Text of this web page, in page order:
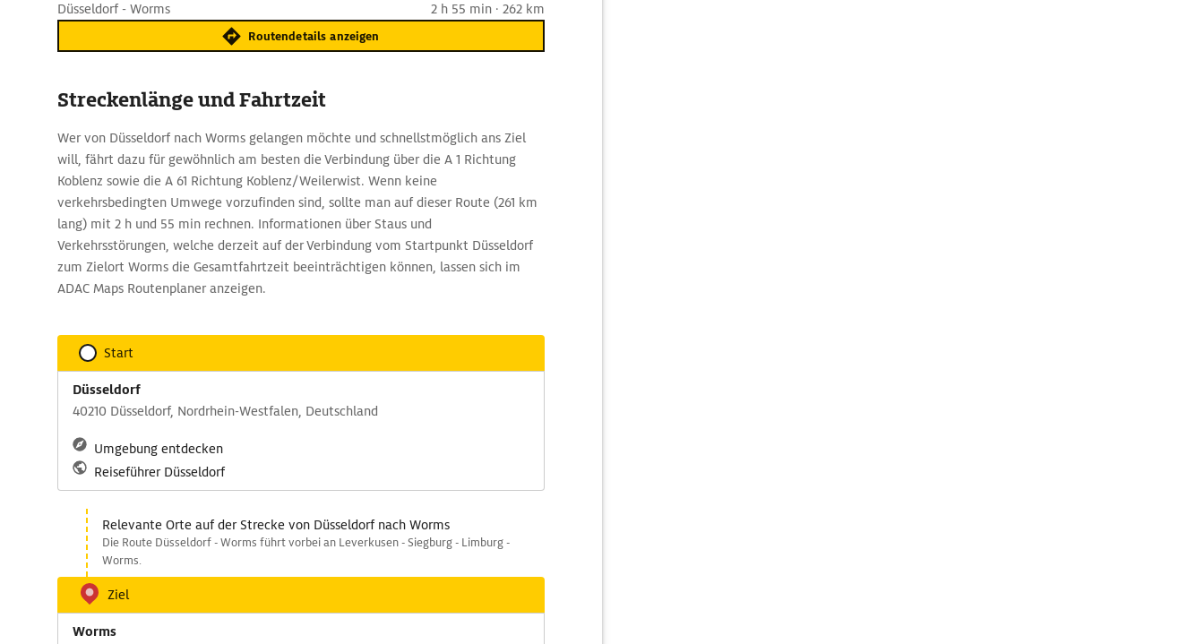
Düsseldorf - Worms 2 h 55 min · 262 km
Routendetails anzeigen
Streckenlänge und Fahrtzeit
Wer von Düsseldorf nach Worms gelangen möchte und schnellstmöglich ans Ziel
will, fährt dazu für gewöhnlich am besten die Verbindung über die A 1 Richtung
Koblenz sowie die A 61 Richtung Koblenz/Weilerwist. Wenn keine
verkehrsbedingten Umwege vorzufinden sind, sollte man auf dieser Route (261 km
lang) mit 2 h und 55 min rechnen. Informationen über Staus und
Verkehrsstörungen, welche derzeit auf der Verbindung vom Startpunkt Düsseldorf
zum Zielort Worms die Gesamtfahrtzeit beeinträchtigen können, lassen sich im
ADAC Maps Routenplaner anzeigen.
Start
Düsseldorf
40210 Düsseldorf, Nordrhein-Westfalen, Deutschland
Umgebung entdecken
Reiseführer Düsseldorf
Relevante Orte auf der Strecke von Düsseldorf nach Worms
Die Route Düsseldorf - Worms führt vorbei an Leverkusen - Siegburg - Limburg -
Worms.
Ziel
Worms